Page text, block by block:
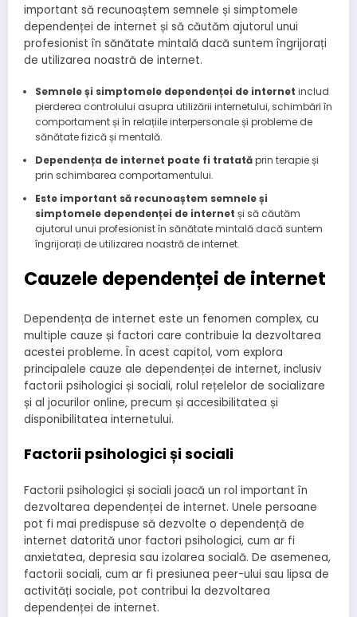
important să recunoaștem semnele și simptomele
dependenței de internet și să căutăm ajutorul unui
profesionist în sănătate mintală dacă suntem îngrijorați
de utilizarea noastră de internet.
Semnele și simptomele dependenței de internet includ
pierderea controlului asupra utilizării internetului, schimbări în
comportament și în relațiile interpersonale și probleme de
sănătate fizică și mentală.
Dependența de internet poate fi tratatăprin terapie și
prin schimbarea comportamentului.
Este important să recunoaștem semnele și
simptomele dependenței de internet și să căutăm
ajutorul unui profesionist în sănătate mintală dacă suntem
îngrijorați de utilizarea noastră de internet.
Cauzele dependenței de internet
Dependența de internet este un fenomen complex, cu
multiple cauze și factori care contribuie la dezvoltarea
acestei probleme. În acest capitol, vom explora
principalele cauze ale dependenței de internet, inclusiv
factorii psihologici și sociali, rolul rețelelor de socializare
și al jocurilor online, precum și accesibilitatea și
disponibilitatea internetului.
Factorii psihologici și sociali
Factorii psihologici și sociali joacă un rol important în
dezvoltarea dependenței de internet. Unele persoane
pot fi mai predispuse să dezvolte o dependență de
internet datorită unor factori psihologici, cum ar fi
anxietatea, depresia sau izolarea socială. De asemenea,
factorii sociali, cum ar fi presiunea peer-ului sau lipsa de
activități sociale, pot contribui la dezvoltarea
dependenței de internet.